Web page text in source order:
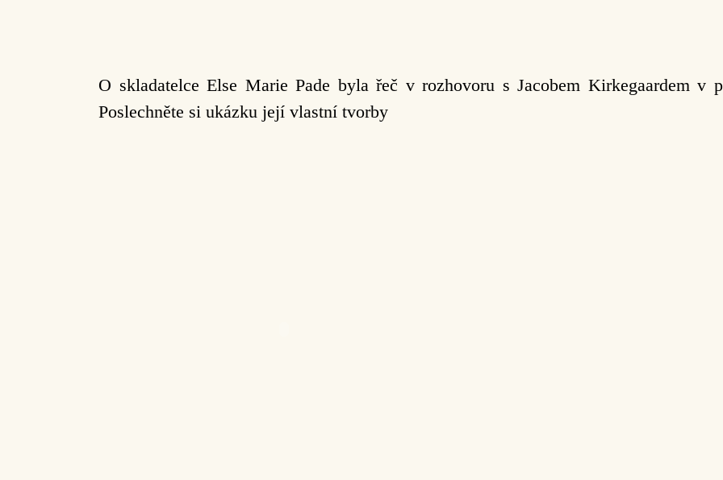
O skladatelce Else Marie Pade byla řeč v rozhovoru s Jacobem Kirkegaardem v
Poslechněte si ukázku její vlastní tvorby